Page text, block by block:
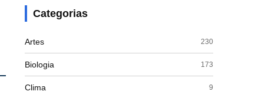
Categorias
Artes 230
Biologia 173
Clima 9